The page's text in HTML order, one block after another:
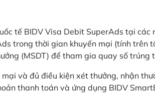
tế BIDV Visa Debit SuperAds tại các
trong thời gian khuyến mại (tính trên
(MSDT) để tham gia quay số trúng
và đủ điều kiện xét thưởng, nhận
thanh toán và ứng dụng BIDV